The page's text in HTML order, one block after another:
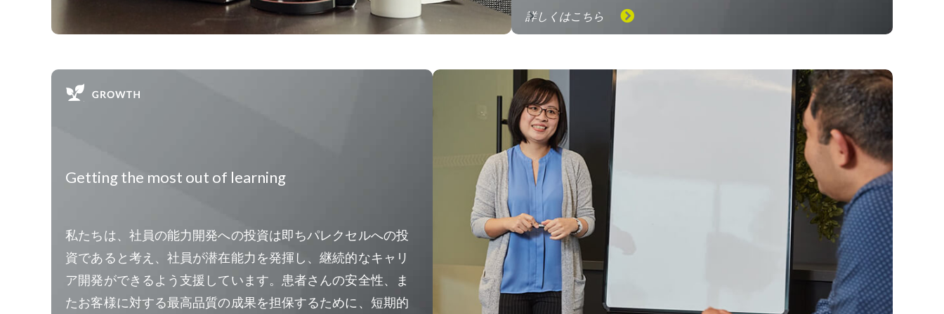
詳しくはこちら
Getting the most out of learning
私たちは、社員の能力開発への投資は即ちパレクセルへの投
資であると考え、社員が潜在能力を発揮し、継続的なキャリ
ア開発ができるよう支援しています。患者さんの安全性、ま
たお客様に対する最高品質の成果を担保するために、短期的